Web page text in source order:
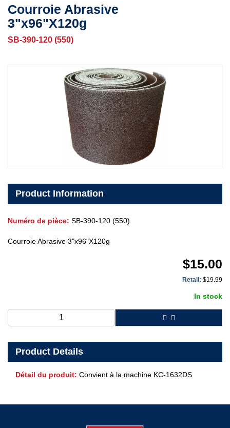
Courroie Abrasive
3"x96"X120g
SB-390-120 (550)
Product Information
Numéro de pièce: SB-390-120 (550)
Courroie Abrasive 3"x96"X120g
$15.00
Retail: $19.99
In stock
Product Details
Détail du produit: Convient à la machine KC-1632DS